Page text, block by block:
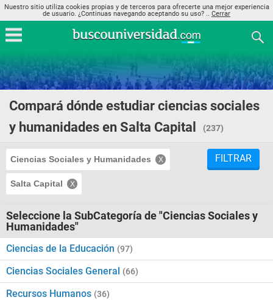
Nuestro sitio utiliza cookies propias y de terceros para ofrecerte una mejor experiencia
de usuario. ¿Continuas navegando aceptando su uso? .. Cerrar
Compará dónde estudiar ciencias sociales
y humanidades en Salta Capital
(237)
Ciencias Sociales y Humanidades
Salta Capital
FILTRAR
Seleccione la SubCategoría de "Ciencias Sociales y
Humanidades"
Ciencias de la Educación (97)
Ciencias Sociales General (66)
Recursos Humanos (36)